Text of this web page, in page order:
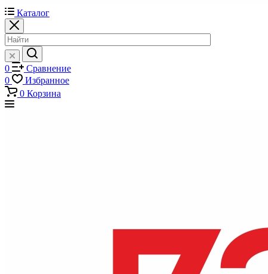
Каталог
0
Сравнение
0
Избранное
0 Корзина